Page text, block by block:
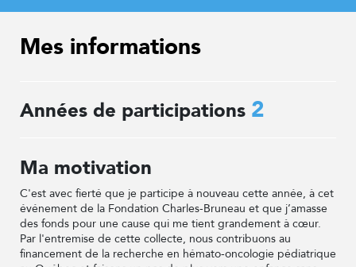
Mes informations
Années de participations 2
Ma motivation
C'est avec fierté que je participe à nouveau cette année, à cet
événement de la Fondation Charles-Bruneau et que j’amasse
des fonds pour une cause qui me tient grandement à cœur.
Par l'entremise de cette collecte, nous contribuons au
financement de la recherche en hémato-oncologie pédiatrique